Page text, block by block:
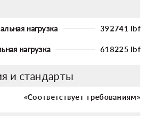
нагрузка 392741 lbf
нагрузка 618225 lbf
и стандарты
«Соответствует требованиям»